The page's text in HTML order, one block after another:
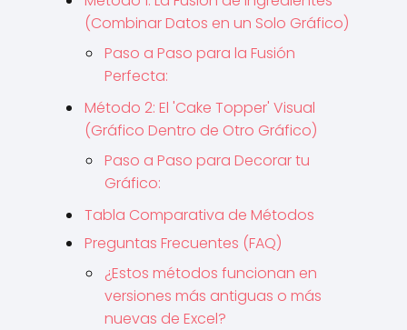
(Combinar Datos en un Solo Gráfico)
Paso a Paso para la Fusión
Perfecta:
Método 2: El 'Cake Topper' Visual
(Gráfico Dentro de Otro Gráfico)
Paso a Paso para Decorar tu
Gráfico:
Tabla Comparativa de Métodos
Preguntas Frecuentes (FAQ)
¿Estos métodos funcionan en
versiones más antiguas o más
nuevas de Excel?